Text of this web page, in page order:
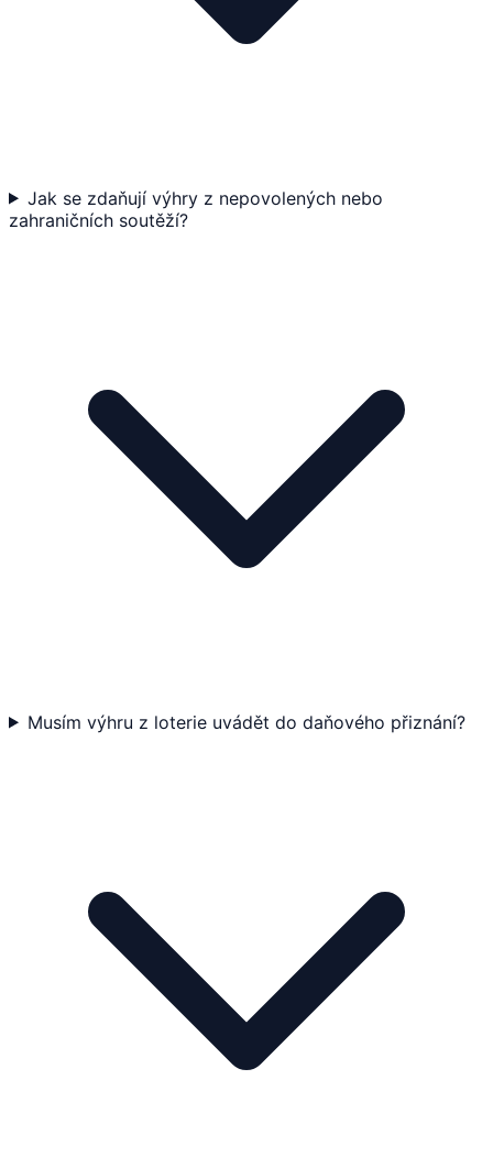
Jak se zdaňují výhry z nepovolených nebo
zahraničních soutěží?
Musím výhru z loterie uvádět do daňového přiznání?